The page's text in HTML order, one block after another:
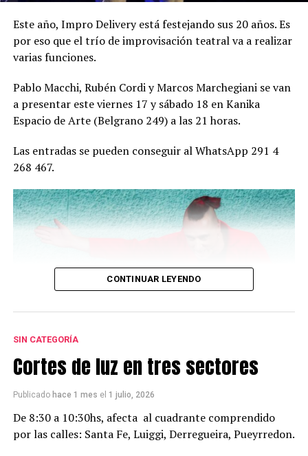
Este año, Impro Delivery está festejando sus 20 años. Es
por eso que el trío de improvisación teatral va a realizar
varias funciones.
Pablo Macchi, Rubén Cordi y Marcos Marchegiani se van
a presentar este viernes 17 y sábado 18 en Kanika
Espacio de Arte (Belgrano 249) a las 21 horas.
Las entradas se pueden conseguir al WhatsApp 291 4
268 467.
CONTINUAR LEYENDO
SIN CATEGORÍA
Cortes de luz en tres sectores
Publicado hace 1 mes el 1 julio, 2026
De 8:30 a 10:30hs, afecta al cuadrante comprendido
por las calles: Santa Fe, Luiggi, Derregueira, Pueyrredon.